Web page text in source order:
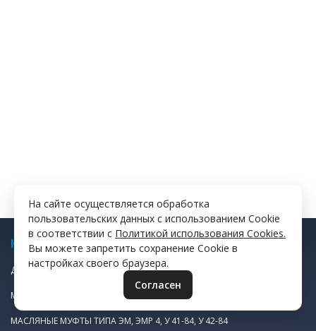
КАТАЛОГ
ДИСКИ ФРИКЦИОННЫЕ
МАСЛЯНАЯ ПУСКОВАЯ МУФТА ЭТМ 1Н983
МАСЛЯНЫЕ МУФТЫ ТИПА ЭМ, ЭМР 4, У 41-84, У 42-84
На сайте осуществляется обработка
пользовательских данных с использованием Cookie
в соответствии с Политикой использования Cookies.
Вы можете запретить сохранение Cookie в
настройках своего браузера.
Согласен